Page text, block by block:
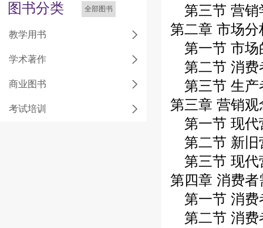
图书分类 全部图书
教学用书
学术著作
商业图书
考试培训
第三节 营销
第二章 市场分
第一节 市场
第二节 消费
第三节 生产
第三章 营销观
第一节 现代
第二节 新旧
第三节 现代
第四章 消费者
第一节 消费
第二节 消费